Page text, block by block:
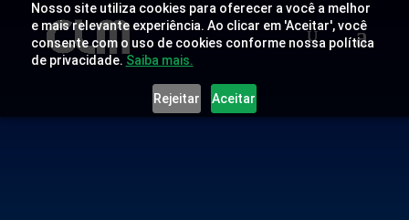
Nosso site utiliza cookies para oferecer a você a melhor
e mais relevante experiência. Ao clicar em 'Aceitar', você
consente com o uso de cookies conforme nossa política
de privacidade. Saiba mais.
Rejeitar Aceitar